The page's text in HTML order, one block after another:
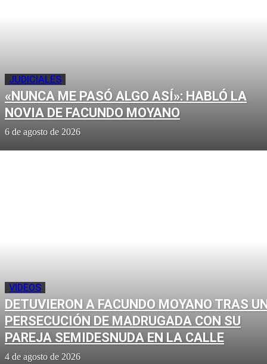
JUDICIALES
«NUNCA ME PASÓ ALGO ASÍ»: HABLÓ LA
NOVIA DE FACUNDO MOYANO
6 de agosto de 2026
VIDEOS
DETUVIERON A FACUNDO MOYANO TRAS
PERSECUCIÓN DE MADRUGADA CON SU
PAREJA SEMIDESNUDA EN LA CALLE
4 de agosto de 2026